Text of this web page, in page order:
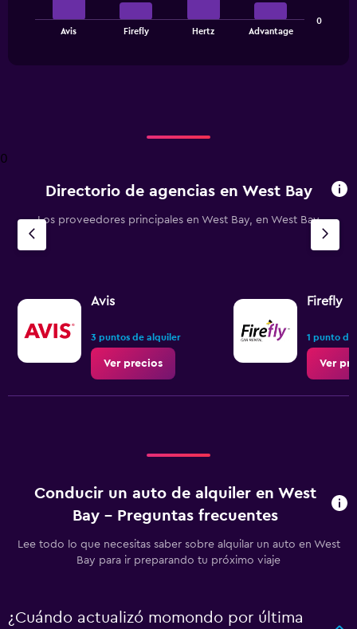
chart
1
Y
axis
Range:
to
Avis Firefly Hertz Advantage
0
0
Directorio de agencias en West Bay
Los proveedores principales en West Bay, en West Bay
Avis
3 puntos de alquiler
Ver precios
Firefly
1 punto
Ver
Conducir un auto de alquiler en West
Bay - Preguntas frecuentes
Lee todo lo que necesitas saber sobre alquilar un auto en West
Bay para ir preparando tu próximo viaje
¿Cuándo actualizó momondo por última